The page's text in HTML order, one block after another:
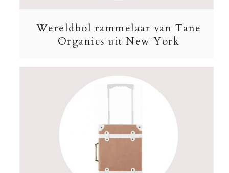
Wereldbol rammelaar van Tane
Organics uit New York